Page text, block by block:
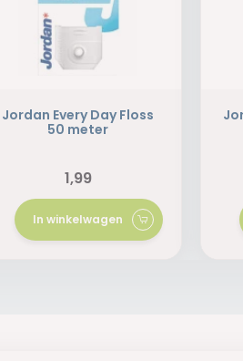
Jordan Every Day Floss
50 meter
1,99
In winkelwagen